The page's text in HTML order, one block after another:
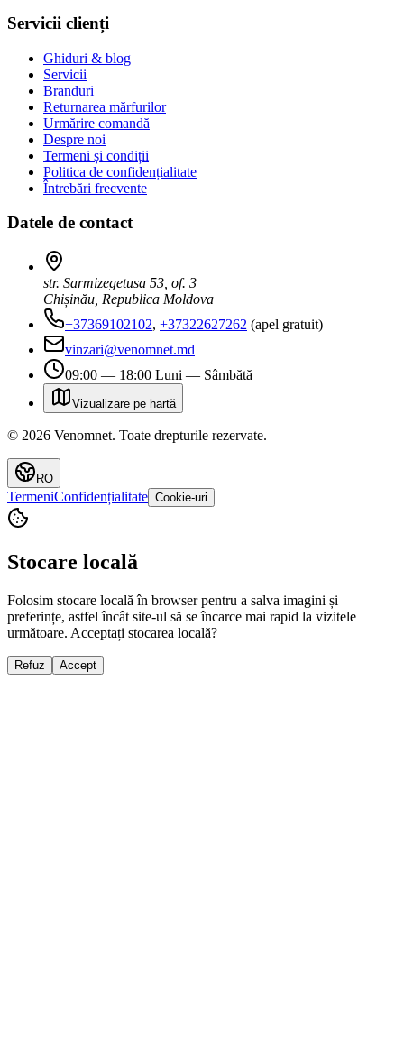
Servicii clienți
Ghiduri & blog
Servicii
Branduri
Returnarea mărfurilor
Urmărire comandă
Despre noi
Termeni și condiții
Politica de confidențialitate
Întrebări frecvente
Datele de contact
str. Sarmizegetusa 53, of. 3
Chișinău, Republica Moldova
+37369102102, +37322627262 (apel gratuit)
vinzari@venomnet.md
09:00 — 18:00 Luni — Sâmbătă
Vizualizare pe hartă
© 2026 Venomnet. Toate drepturile rezervate.
RO
TermeniConfidențialitate Cookie-uri
Stocare locală
Folosim stocare locală în browser pentru a salva imagini și
preferințe, astfel încât site-ul să se încarce mai rapid la vizitele
următoare. Acceptați stocarea locală?
Refuz Accept